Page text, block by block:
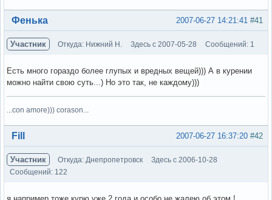
Вне форума #41
2007-06-27 14:21:41
Фенька
Участник Откуда: Нижний Н. Здесь с 2007-05-28 Сообщений: 1
Есть много гораздо более глупых и вредных вещей))) А в курении
можно найти свою суть...) Но это так, не каждому)))
...con amore))) corason...
Вне форума #42
2007-06-27 16:37:20
Fill
Участник Откуда: Днепропетровск
Здесь с 2006-10-28
Сообщений: 122